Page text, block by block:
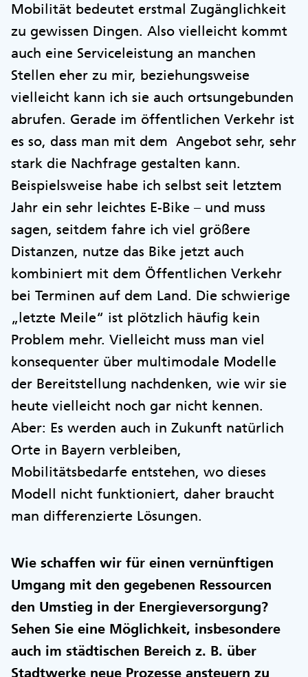
Mobilität bedeutet erstmal Zugänglichkeit
zu gewissen Dingen. Also vielleicht kommt
auch eine Serviceleistung an manchen
Stellen eher zu mir, beziehungsweise
vielleicht kann ich sie auch ortsungebunden
abrufen. Gerade im öffentlichen Verkehr ist
es so, dass man mit dem Angebot sehr, sehr
stark die Nachfrage gestalten kann.
Beispielsweise habe ich selbst seit letztem
Jahr ein sehr leichtes E-Bike – und muss
sagen, seitdem fahre ich viel größere
Distanzen, nutze das Bike jetzt auch
kombiniert mit dem Öffentlichen Verkehr
bei Terminen auf dem Land. Die schwierige
„letzte Meile“ ist plötzlich häufig kein
Problem mehr. Vielleicht muss man viel
konsequenter über multimodale Modelle
der Bereitstellung nachdenken, wie wir sie
heute vielleicht noch gar nicht kennen.
Aber: Es werden auch in Zukunft natürlich
Orte in Bayern verbleiben,
Mobilitätsbedarfe entstehen, wo dieses
Modell nicht funktioniert, daher braucht
man differenzierte Lösungen.
Wie schaffen wir für einen vernünftigen
Umgang mit den gegebenen Ressourcen
den Umstieg in der Energieversorgung?
Sehen Sie eine Möglichkeit, insbesondere
auch im städtischen Bereich z. B. über
Stadtwerke neue Prozesse ansteuern zu